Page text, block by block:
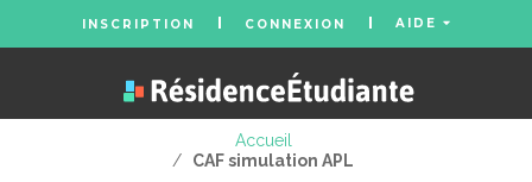
INSCRIPTION CONNEXION AIDE
Accueil
/
CAF simulation APL